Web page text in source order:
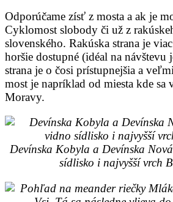
Odporúčame zísť z mosta a ak je
Cyklomost slobody či už z
slovenského. Rakúska strana je
horšie dostupné (idéal na návštevu
strana je o čosi prístupnejšia a
most je napríklad od miesta kde sa
Moravy.
Devínska Kobyla a Devínska
sídlisko i najvyšší vrch